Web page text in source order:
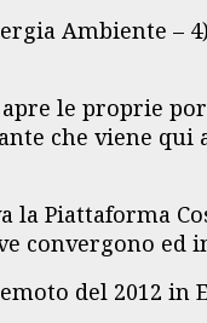
Ambiente –
le proprie
che viene
la Piattaforma
convergono
del 2012 in